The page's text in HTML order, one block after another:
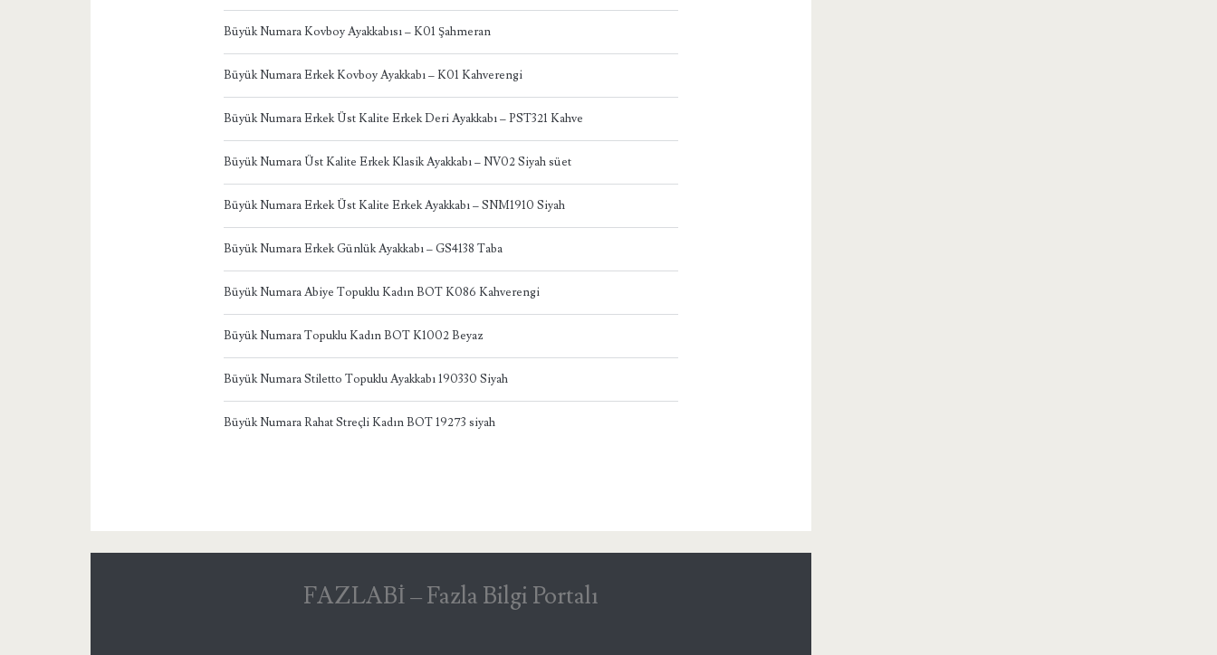
Büyük Numara Kovboy Ayakkabısı – K01 Şahmeran
Büyük Numara Erkek Kovboy Ayakkabı – K01 Kahverengi
Büyük Numara Erkek Üst Kalite Erkek Deri Ayakkabı – PST321 Kahve
Büyük Numara Üst Kalite Erkek Klasik Ayakkabı – NV02 Siyah süet
Büyük Numara Erkek Üst Kalite Erkek Ayakkabı – SNM1910 Siyah
Büyük Numara Erkek Günlük Ayakkabı – GS4138 Taba
Büyük Numara Abiye Topuklu Kadın BOT K086 Kahverengi
Büyük Numara Topuklu Kadın BOT K1002 Beyaz
Büyük Numara Stiletto Topuklu Ayakkabı 190330 Siyah
Büyük Numara Rahat Streçli Kadın BOT 19273 siyah
FAZLABİ – Fazla Bilgi Portalı